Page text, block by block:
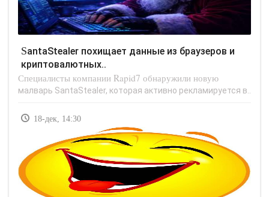
SantaStealer похищает данные из браузеров и
криптовалютных..
Специалисты компании Rapid7 обнаружили новую
малварь SantaStealer, которая активно рекламируется в..
18-дек, 14:30